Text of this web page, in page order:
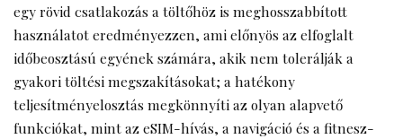
egy rövid csatlakozás a töltőhöz is meghosszabbított
használatot eredményezzen, ami előnyös az elfoglalt
időbeosztású egyének számára, akik nem tolerálják a
gyakori töltési megszakításokat; a hatékony
teljesítményelosztás megkönnyíti az olyan alapvető
funkciókat, mint az eSIM-hívás, a navigáció és a fitnesz-